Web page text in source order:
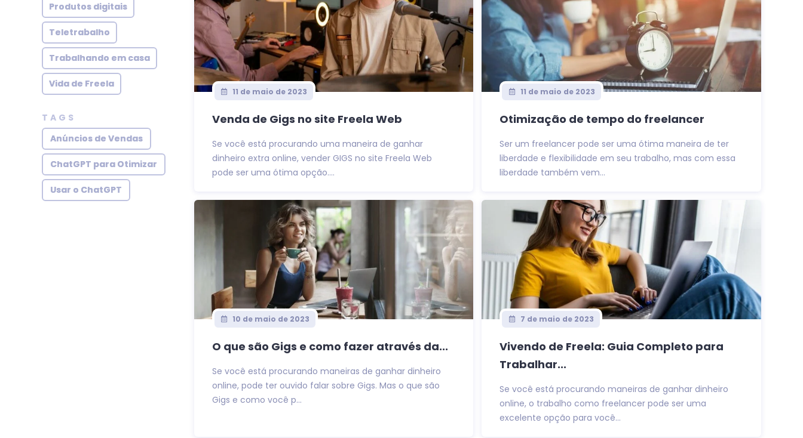
Produtos digitais
Teletrabalho
Trabalhando em casa
Vida de Freela
TAGS
Anúncios de Vendas
ChatGPT para Otimizar
Usar o ChatGPT
11 de maio de 2023
Venda de Gigs no site Freela Web
Se você está procurando uma maneira de ganhar
dinheiro extra online, vender GIGS no site Freela Web
pode ser uma ótima opção....
11 de maio de 2023
Otimização de tempo do freelancer
Ser um freelancer pode ser uma ótima maneira de ter
liberdade e flexibilidade em seu trabalho, mas com essa
liberdade também vem...
10 de maio de 2023
O que são Gigs e como fazer através da...
Se você está procurando maneiras de ganhar dinheiro
online, pode ter ouvido falar sobre Gigs. Mas o que são
Gigs e como você p...
7 de maio de 2023
Vivendo de Freela: Guia Completo para
Trabalhar...
Se você está procurando maneiras de ganhar dinheiro
online, o trabalho como freelancer pode ser uma
excelente opção para você...